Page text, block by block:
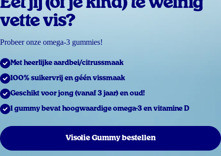
vette vis?
Probeer onze omega-3 gummies!
Met heerlijke aardbei/citrussmaak
100% suikervrij en géén vissmaak
Geschikt voor jong (vanaf 3 jaar) en oud!
1 gummy bevat hoogwaardige omega-3 en vitamine D
Visolie Gummy bestellen